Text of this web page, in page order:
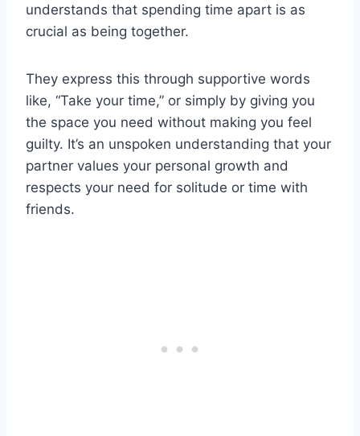
understands that spending time apart is as
crucial as being together.
They express this through supportive words
like, “Take your time,” or simply by giving you
the space you need without making you feel
guilty. It’s an unspoken understanding that your
partner values your personal growth and
respects your need for solitude or time with
friends.